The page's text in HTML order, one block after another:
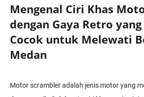
Mengenal Ciri Khas
dengan Gaya Retro
Cocok untuk Melewati
Medan
Motor scrambler adalah jenis motor yang